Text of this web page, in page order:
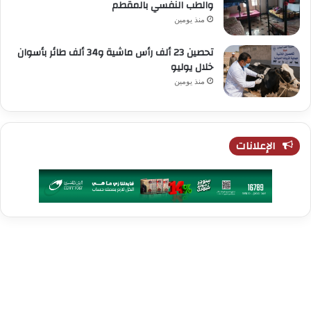
والطب النفسي بالمقطم
منذ يومين
تحصين 23 ألف رأس ماشية و34 ألف طائر بأسوان
خلال يوليو
منذ يومين
الإعلانات